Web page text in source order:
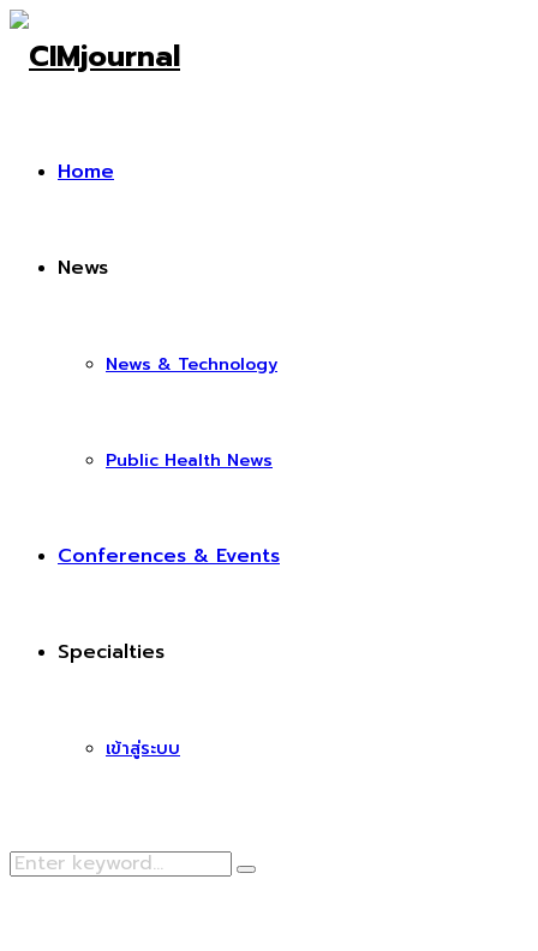
Home
News
News & Technology
Public Health News
Conferences & Events
Specialties
เข้าสู่ระบบ
Search
Search